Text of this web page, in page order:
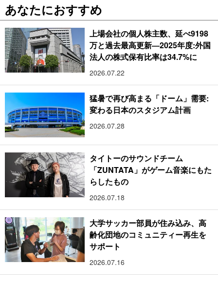
あなたにおすすめ
上場会社の個人株主数、延べ9198
万と過去最高更新―2025年度:外国
法人の株式保有比率は34.7%に
2026.07.22
猛暑で再び高まる「ドーム」需要:
変わる日本のスタジアム計画
2026.07.28
タイトーのサウンドチーム
「ZUNTATA」がゲーム音楽にもた
らしたもの
2026.07.18
大学サッカー部員が住み込み、高
齢化団地のコミュニティー再生を
サポート
2026.07.16